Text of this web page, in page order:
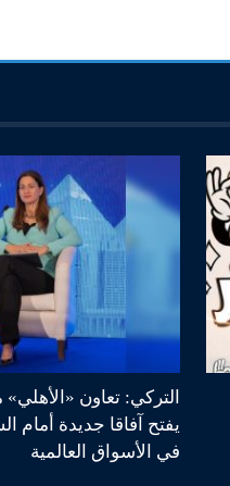
التركي: تعاون
يفتح آفاقا جديدة أمام
في الأسواق العالمية